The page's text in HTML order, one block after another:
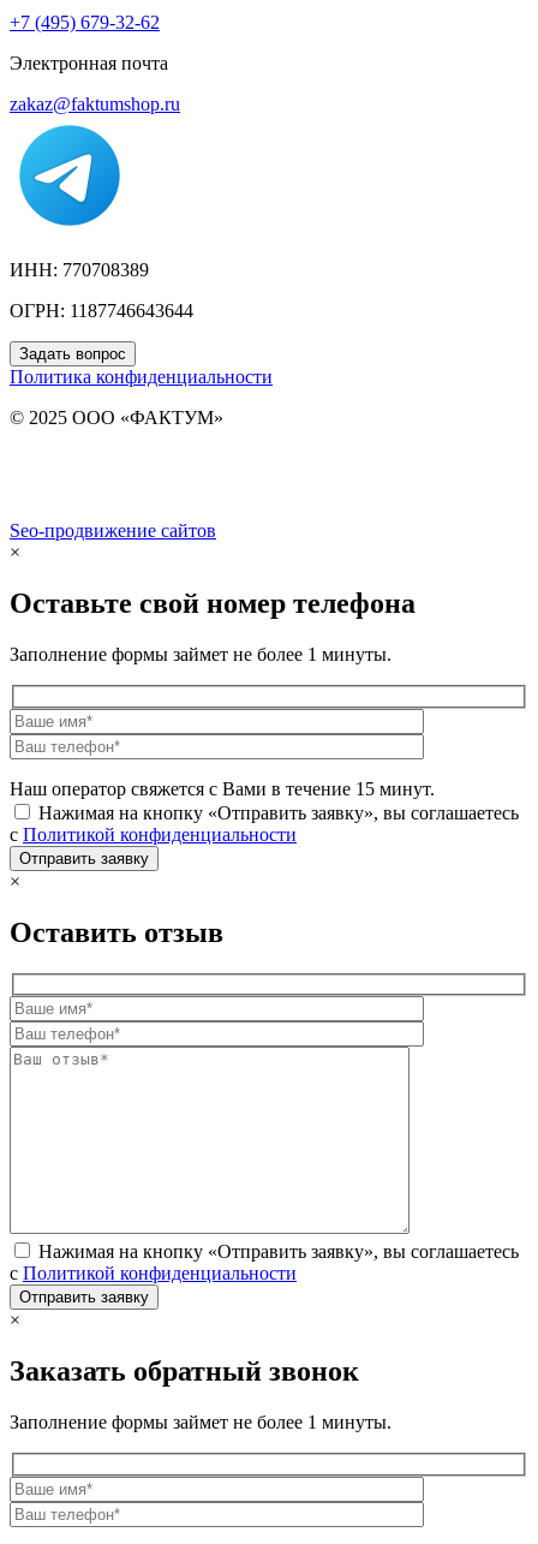
+7 (495) 679-32-62
Электронная почта
zakaz@faktumshop.ru
ИНН: 770708389
ОГРН: 1187746643644
Задать вопрос
Политика конфиденциальности
© 2025 ООО «ФАКТУМ»
Seo-продвижение сайтов
×
Оставьте свой номер телефона
Заполнение формы займет не более 1 минуты.
Наш оператор свяжется с Вами в течение 15 минут.
Нажимая на кнопку «Отправить заявку», вы соглашаетесь
с Политикой конфиденциальности
×
Оставить отзыв
Нажимая на кнопку «Отправить заявку», вы соглашаетесь
с Политикой конфиденциальности
×
Заказать обратный звонок
Заполнение формы займет не более 1 минуты.